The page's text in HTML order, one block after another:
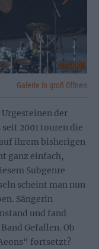
Galerie in groß öffnen
der
2001 touren die
ihrem bisherigen
ganz einfach,
Subgenre
scheint man nun
Sängerin
und fand
Gefallen. Ob
fortsetzt?